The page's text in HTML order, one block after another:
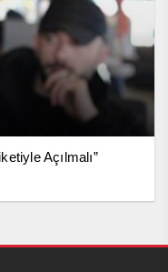
Açılmalı”